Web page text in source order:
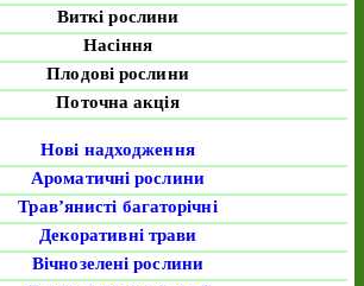
Виткі рослини
Насіння
Плодові рослини
Поточна акція
Нові надходження
Ароматичні рослини
Трав’янисті багаторічні
Декоративні трави
Вічнозелені рослини